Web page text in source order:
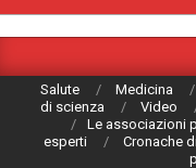
Navigation
Salute Medicina
di scienza
Video
Le associazioni
esperti
Cronache